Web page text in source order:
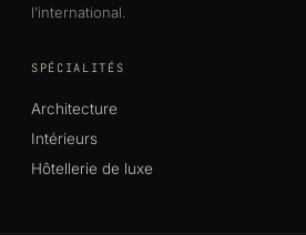
l’international.
SPÉCIALITÉS
Architecture
Intérieurs
Hôtellerie de luxe